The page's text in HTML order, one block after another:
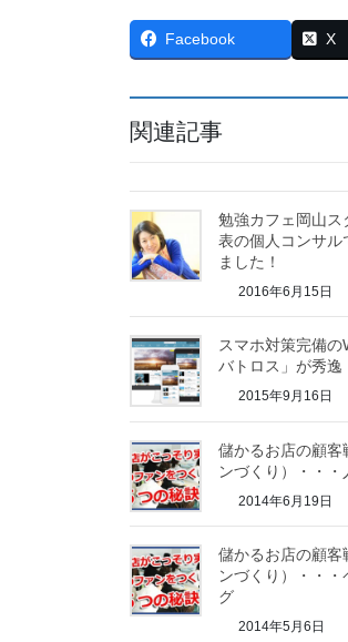
Facebook X
関連記事
勉強カフェ岡山ス
表の個人コンサル
ました！
2016年6月15日
スマホ対策完備
バトロス」が秀逸
2015年9月16日
儲かるお店の顧客
ンづくり）・・・
2014年6月19日
儲かるお店の顧客
ンづくり）・・
グ
2014年5月6日